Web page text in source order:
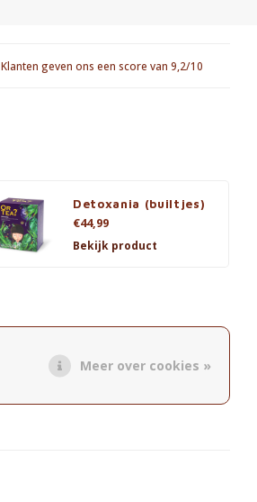
Klanten geven ons een score van 9,2/10
Detoxania (builtjes)
€44,99
Bekijk product
Meer over cookies »